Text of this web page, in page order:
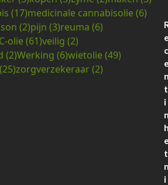
(17)medicinale cannabisolie (6)
(2)pijn (3)reuma (6)
olie (61)veilig (2)
(2)Werking (6)wietolie (49)
(25)zorgverzekeraar(2)
c
t
i
t
i